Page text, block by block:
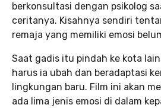
berkonsultasi dengan psikolog
ceritanya. Kisahnya sendiri
remaja yang memiliki emosi
Saat gadis itu pindah ke kota
harus ia ubah dan beradaptasi
lingkungan baru. Film ini akan
ada lima jenis emosi di dalam